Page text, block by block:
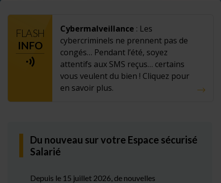
FLASH
INFO
Cybermalveillance : Les
cybercriminels ne prennent pas de
congés… Pendant l’été, soyez
attentifs aux SMS reçus… certains
vous veulent du bien ! Cliquez pour
en savoir plus.
Du nouveau sur votre Espace sécurisé
Salarié
Depuis le 15 juillet 2026, de nouvelles